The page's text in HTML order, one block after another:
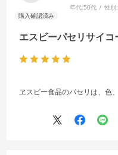
エスビーパセリサイコ
年代:50代 性別:
ヱスビー食品のパセリは、色